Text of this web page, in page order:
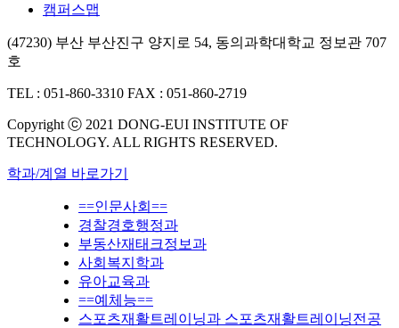
캠퍼스맵
(47230) 부산 부산진구 양지로 54, 동의과학대학교 정보관 707
호
TEL : 051-860-3310 FAX : 051-860-2719
Copyright ⓒ 2021 DONG-EUI INSTITUTE OF
TECHNOLOGY. ALL RIGHTS RESERVED.
학과/계열 바로가기
==인문사회==
경찰경호행정과
부동산재태크정보과
사회복지학과
유아교육과
==예체능==
스포츠재활트레이닝과 스포츠재활트레이닝전공